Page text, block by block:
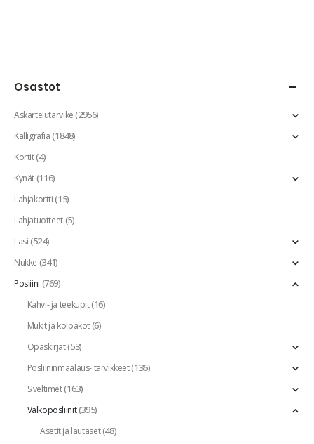
Osastot
Askartelutarvike(2956)
Kalligrafia(1848)
Kortit(4)
Kynät(116)
Lahjakortti(15)
Lahjatuotteet(5)
Lasi(524)
Nukke (341)
Posliini (769)
Kahvi- ja teekupit(16)
Mukit ja kolpakot(6)
Opaskirjat(53)
Posliininmaalaus- tarvikkeet(136)
Siveltimet(163)
Valkoposliinit(395)
Asetit ja lautaset(48)